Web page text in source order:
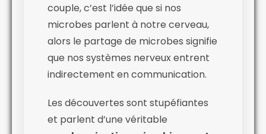
couple, c’est l’idée que si nos
microbes parlent à notre cerveau,
alors le partage de microbes signifie
que nos systèmes nerveux entrent
indirectement en communication.
Les découvertes sont stupéfiantes
et parlent d’une véritable